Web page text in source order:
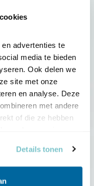
advertenties te
media te bieden
Ook delen we
site met onze
en analyse. Deze
met andere
of die ze hebben
Details tonen